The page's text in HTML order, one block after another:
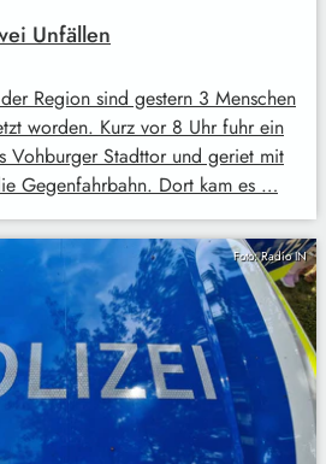
Unfällen
Region sind gestern 3 Menschen
worden. Kurz vor 8 Uhr fuhr ein
Vohburger Stadttor und geriet mit
Gegenfahrbahn. Dort kam es …
Foto: Radio IN